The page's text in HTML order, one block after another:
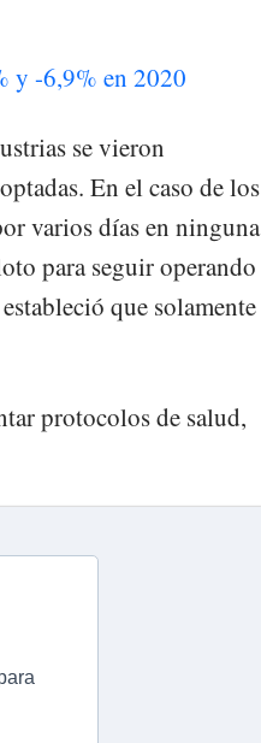
y -6,9% en 2020
se vieron
En el caso de los
varios días en ninguna
para seguir operando
que solamente
protocolos de salud,